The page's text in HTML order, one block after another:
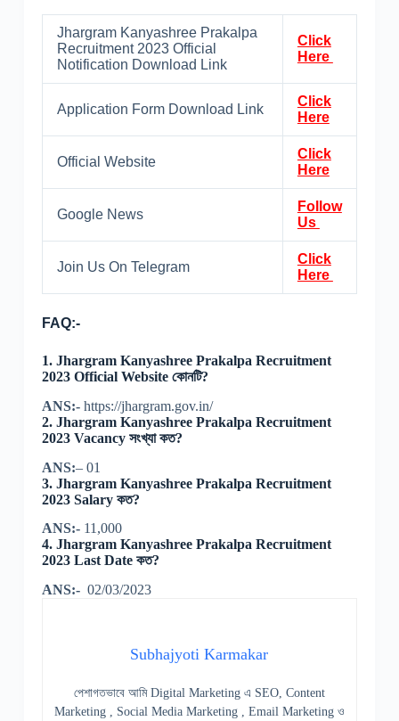
Jhargram Kanyashree Prakalpa
Recruitment 2023 Official
Notification Download Link
Click
Here
Application Form Download Link
Click
Here
Official Website
Click
Here
Google News
Follow
Us
Join Us On Telegram
Click
Here
FAQ:-
1. Jhargram Kanyashree Prakalpa Recruitment
2023 Official Website কোনটি?
ANS:-https://jhargram.gov.in/
2. Jhargram Kanyashree Prakalpa Recruitment
2023 Vacancy সংখ্যা কত?
ANS:– 01
3. Jhargram Kanyashree Prakalpa Recruitment
2023 Salary কত?
ANS:-11,000
4. Jhargram Kanyashree Prakalpa Recruitment
2023 Last Date কত?
ANS:-02/03/2023
Subhajyoti Karmakar
পেশাগতভাবে আমি Digital Marketing এ SEO, Content
Marketing , Social Media Marketing , Email Marketing ও